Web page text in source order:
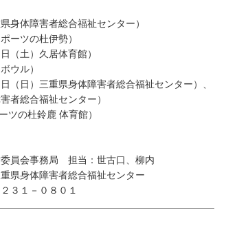
身体障害者総合福祉センター）
ーツの杜伊勢）
（土）久居体育館）
ウル）
日）三重県身体障害者総合福祉センター）、
者総合福祉センター）
の杜鈴鹿 体育館）
員会事務局 担当：世古口、柳内
身体障害者総合福祉センター
３１－０８０１